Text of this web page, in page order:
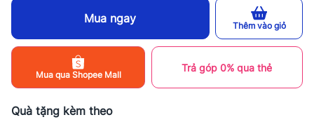
Mua ngay Thêm vào giỏ
Mua qua Shopee Mall
Trả góp 0% qua thẻ
Quà tặng kèm theo